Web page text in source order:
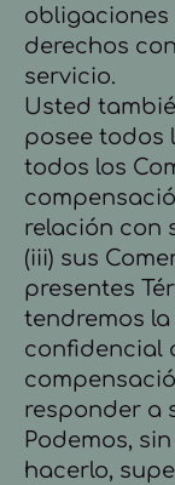
obligaciones
derechos
servicio.
Usted
posee todos
todos los
relación con
(iii) sus
presentes
tendremos
confidencial
responder a
Podemos,
hacerlo,